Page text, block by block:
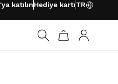
katılınHediye kartıTR